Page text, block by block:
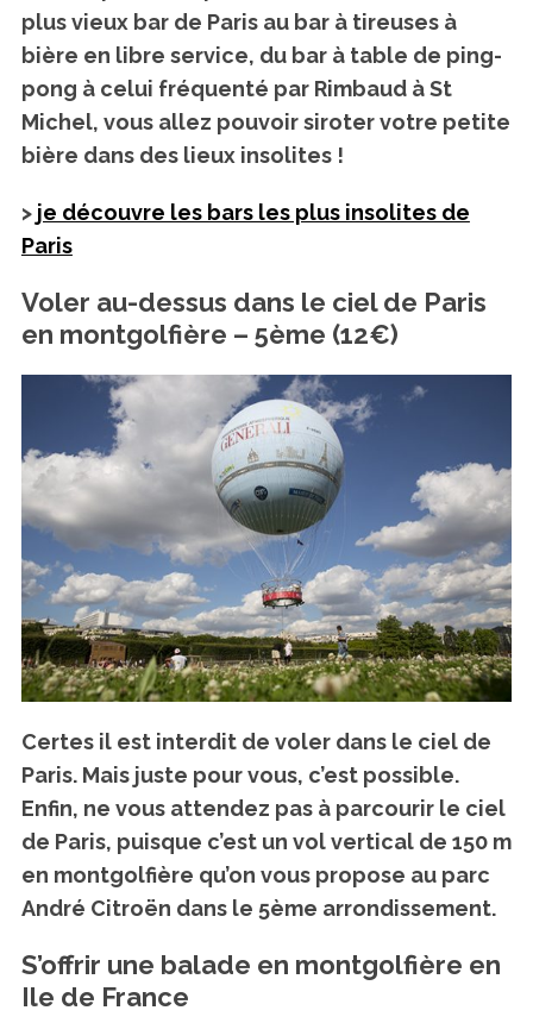
plus vieux bar de Paris au bar à tireuses à
bière en libre service, du bar à table de ping-
pong à celui fréquenté par Rimbaud à St
Michel, vous allez pouvoir siroter votre petite
bière dans des lieux insolites !
> je découvre les bars les plus insolites de
Paris
Voler au-dessus dans le ciel de Paris
en montgolfière – 5ème (12€)
Certes il est interdit de voler dans le ciel de
Paris. Mais juste pour vous, c’est possible.
Enfin, ne vous attendez pas à parcourir le ciel
de Paris, puisque c’est un vol vertical de 150 m
en montgolfière qu’on vous propose au parc
André Citroën dans le 5ème arrondissement.
S’offrir une balade en montgolfière en
Ile de France